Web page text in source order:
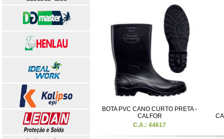
BOTA PVC CANO CURTO PRETA -
CALFOR
C.A.: 44617